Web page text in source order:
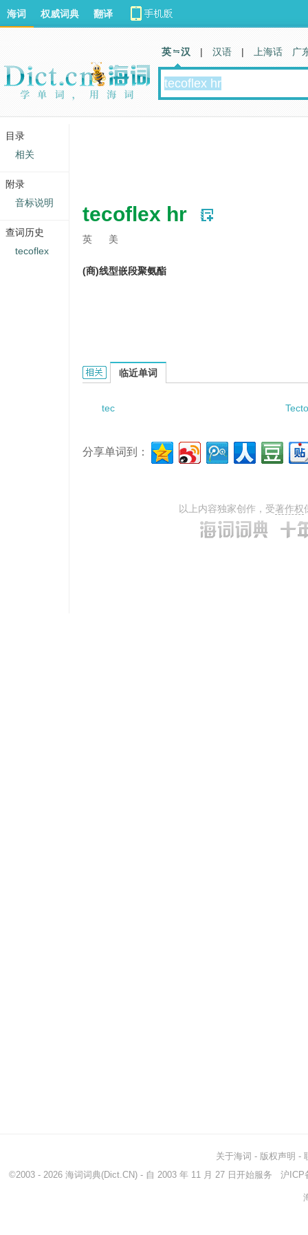
tecoflex hr
英 美
(商)线型嵌段聚氨酯
Tecoflex HR的相关资料：
临近单词
tec
分享单词到：
以上内容独家创作，受著作权
海词 权威词典 翻译
英 汉 | 汉语 | 上海话 广
关于海词 - 版权声明 -
©2003 - 2026 海词词典(Dict.CN) - 自 2003 年 11 月 27 日开始服务 沪ICP
目录
相关
附录
音标说明
查词历史
tecoflex